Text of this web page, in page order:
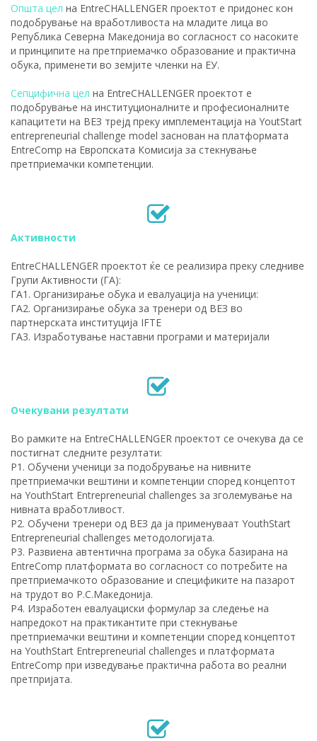
Општа цел на EntreCHALLENGER проектот е придонес кон
подобрување на вработливоста на младите лица во
Република Северна Македонија во согласност со насоките
и принципите на претприемачко образование и практична
обука, применети во земјите членки на ЕУ.
Сепцифична цел на EntreCHALLENGER проектот е
подобрување на институционалните и професионалните
капацитети на ВЕЗ трејд преку имплементација на YoutStart
entrepreneurial challenge model заснован на платформата
EntreComp на Европската Комисија за стекнување
претприемачки компетенции.
Активности
EntreCHALLENGER проектот ќе се реализира преку следниве
Групи Активности (ГА):
ГА1. Организирање обука и евалуација на ученици:
ГА2. Организирање обука за тренери од ВЕЗ во
партнерската институција IFTE
ГА3. Изработување наставни програми и материјали
Очекувани резултати
Во рамките на EntreCHALLENGER проектот се очекува да се
постигнат следните резултати:
Р1. Обучени ученици за подобрување на нивните
претприемачки вештини и компетенции според концептот
на YouthStart Entrepreneurial challenges за зголемување на
нивната вработливост.
Р2. Обучени тренери од ВЕЗ да ја применуваат YouthStart
Entrepreneurial challenges методологијата.
Р3. Развиена автентична програма за обука базирана на
EntreComp платформата во согласност со потребите на
претприемачкото образование и спецификите на пазарот
на трудот во Р.С.Македонија.
Р4. Изработен евалуациски формулар за следење на
напредокот на практикантите при стекнување
претприемачки вештини и компетенции според концептот
на YouthStart Entrepreneurial challenges и платформата
EntreComp при изведување практична работа во реални
претпријата.